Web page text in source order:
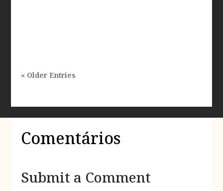
« Older Entries
Comentários
Submit a Comment